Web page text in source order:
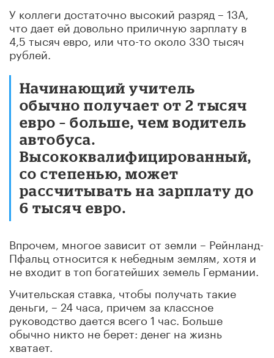
У коллеги достаточно высокий разряд – 13A,
что дает ей довольно приличную зарплату в
4,5 тысяч евро, или что-то около 330 тысяч
рублей.
Начинающий учитель
обычно получает от 2 тысяч
евро – больше, чем водитель
автобуса.
Высококвалифицированный,
со степенью, может
рассчитывать на зарплату до
6 тысяч евро.
Впрочем, многое зависит от земли – Рейнланд-
Пфальц относится к небедным землям, хотя и
не входит в топ богатейших земель Германии.
Учительская ставка, чтобы получать такие
деньги, – 24 часа, причем за классное
руководство дается всего 1 час. Больше
обычно никто не берет: денег на жизнь
хватает.